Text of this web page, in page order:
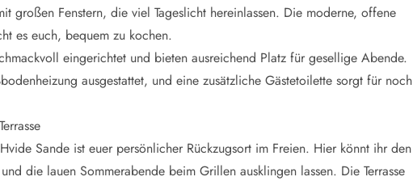
großen Fenstern, die viel Tageslicht hereinlassen. Die moderne, offene
es euch, bequem zu kochen.
eingerichtet und bieten ausreichend Platz für gesellige Abende.
ausgestattet, und eine zusätzliche Gästetoilette sorgt für noch
Sande ist euer persönlicher Rückzugsort im Freien. Hier könnt ihr den
die lauen Sommerabende beim Grillen ausklingen lassen. Die Terrasse